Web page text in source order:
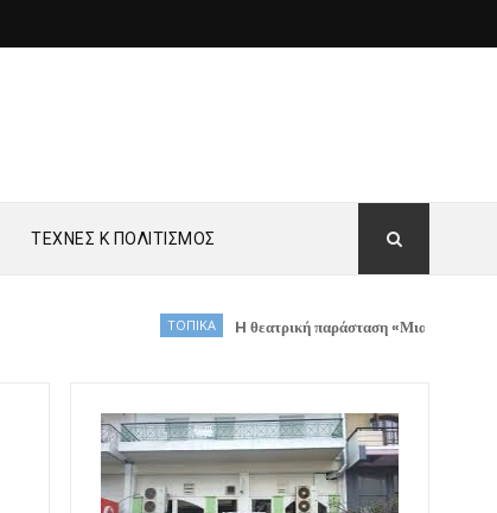
ΤΕΧΝΕΣ Κ ΠΟΛΙΤΙΣΜΟΣ
H θεατρική παράσταση «Μια Φιγούρα Σιωπηλή»,